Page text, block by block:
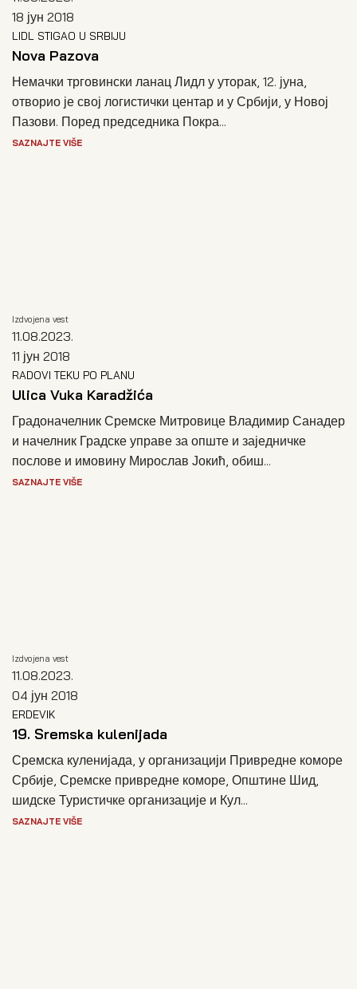
18 јун 2018
LIDL STIGAO U SRBIJU
Nova Pazova
Немачки трговински ланац Лидл у уторак, 12. јуна,
отворио је свој логистички центар и у Србији, у Новој
Пазови. Поред председника Покра...
SAZNAJTE VIŠE
Izdvojena vest
11.08.2023.
11 јун 2018
RADOVI TEKU PO PLANU
Ulica Vuka Karadžića
Градоначелник Сремске Митровице Владимир Санадер
и начелник Градске управе за опште и заједничке
послове и имовину Мирослав Јокић, обиш...
SAZNAJTE VIŠE
Izdvojena vest
11.08.2023.
04 јун 2018
ERDEVIK
19. Sremska kulenijada
Сремска куленијада, у организацији Привредне коморе
Србије, Сремске привредне коморе, Општине Шид,
шидске Туристичке организације и Кул...
SAZNAJTE VIŠE